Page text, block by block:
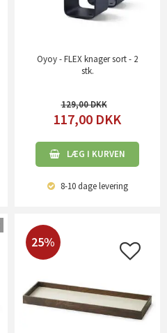
Oyoy - FLEX knager sort - 2
stk.
129,00
117,00 DKK
LÆG I KURVEN
8-10 dagelevering
25%